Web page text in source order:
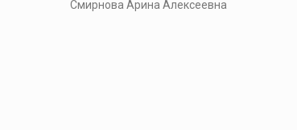
Смирнова Арина Алексеевна